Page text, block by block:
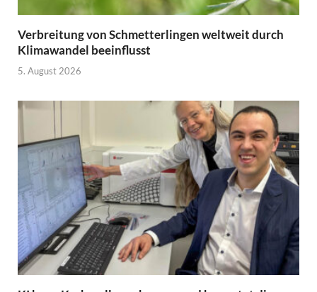
Verbreitung von Schmetterlingen weltweit durch
Klimawandel beeinflusst
5. August 2026